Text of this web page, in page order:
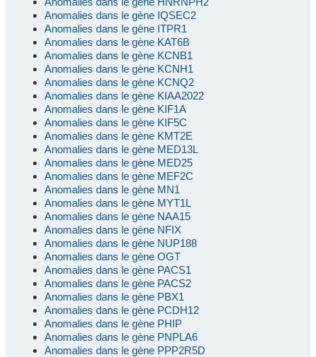
Anomalies dans le gène IQSEC2
Anomalies dans le gène ITPR1
Anomalies dans le gène KAT6B
Anomalies dans le gène KCNB1
Anomalies dans le gène KCNH1
Anomalies dans le gène KCNQ2
Anomalies dans le gène KIAA2022
Anomalies dans le gène KIF1A
Anomalies dans le gène KIF5C
Anomalies dans le gène KMT2E
Anomalies dans le gène MED13L
Anomalies dans le gène MED25
Anomalies dans le gène MEF2C
Anomalies dans le gène MN1
Anomalies dans le gène MYT1L
Anomalies dans le gène NAA15
Anomalies dans le gène NFIX
Anomalies dans le gène NUP188
Anomalies dans le gène OGT
Anomalies dans le gène PACS1
Anomalies dans le gène PACS2
Anomalies dans le gène PBX1
Anomalies dans le gène PCDH12
Anomalies dans le gène PHIP
Anomalies dans le gène PNPLA6
Anomalies dans le gène PPP2R5D